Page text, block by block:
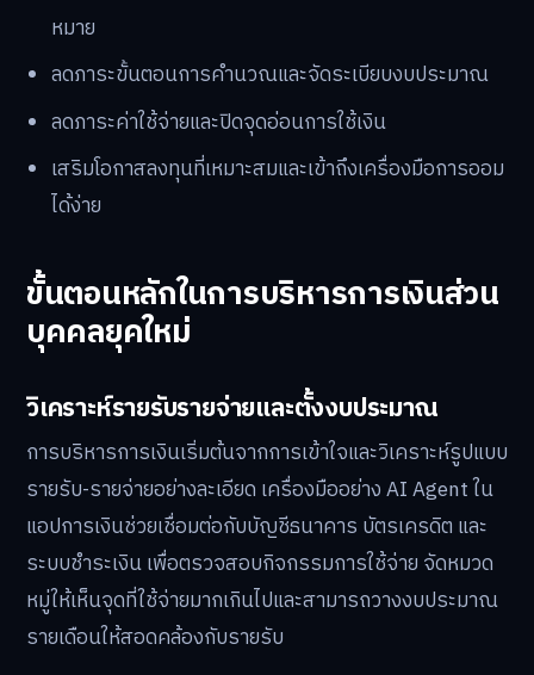
หมาย
ลดภาระขั้นตอนการคำนวณและจัดระเบียบงบประมาณ
ลดภาระค่าใช้จ่ายและปิดจุดอ่อนการใช้เงิน
เสริมโอกาสลงทุนที่เหมาะสมและเข้าถึงเครื่องมือการออม
ได้ง่าย
ขั้นตอนหลักในการบริหารการเงินส่วน
บุคคลยุคใหม่
วิเคราะห์รายรับรายจ่ายและตั้งงบประมาณ
การบริหารการเงินเริ่มต้นจากการเข้าใจและวิเคราะห์รูปแบบ
รายรับ-รายจ่ายอย่างละเอียด เครื่องมืออย่าง AI Agent ใน
แอปการเงินช่วยเชื่อมต่อกับบัญชีธนาคาร บัตรเครดิต และ
ระบบชำระเงิน เพื่อตรวจสอบกิจกรรมการใช้จ่าย จัดหมวด
หมู่ให้เห็นจุดที่ใช้จ่ายมากเกินไปและสามารถวางงบประมาณ
รายเดือนให้สอดคล้องกับรายรับ